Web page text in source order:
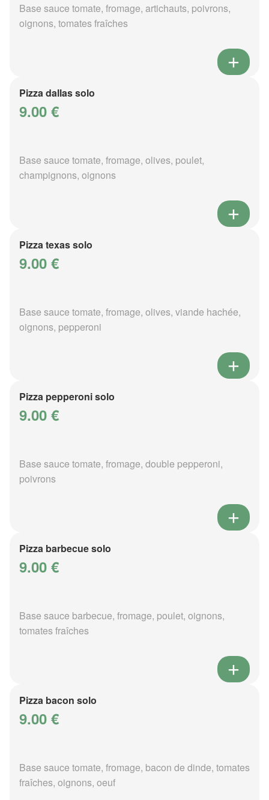
Base sauce tomate, fromage, artichauts, poivrons,
oignons, tomates fraîches
Pizza dallas solo
9.00 €
Base sauce tomate, fromage, olives, poulet,
champignons, oignons
Pizza texas solo
9.00 €
Base sauce tomate, fromage, olives, viande hachée,
oignons, pepperoni
Pizza pepperoni solo
9.00 €
Base sauce tomate, fromage, double pepperoni,
poivrons
Pizza barbecue solo
9.00 €
Base sauce barbecue, fromage, poulet, oignons,
tomates fraîches
Pizza bacon solo
9.00 €
Base sauce tomate, fromage, bacon de dinde, tomates
fraîches, oignons, oeuf